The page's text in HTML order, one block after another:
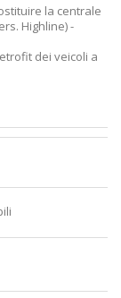
la centrale
Highline) -
dei veicoli a